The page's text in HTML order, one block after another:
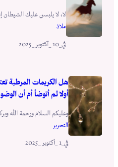
لا، لا يلبسن عليك الشيطان
ملاذ
في_10 _أكتوبر _2025
هل الكريمات المرطبة
أولا ثم أتوضأ أم أن
وعليكم السلام ورحمة الله
التحرير
في _1 _أكتوبر _2025